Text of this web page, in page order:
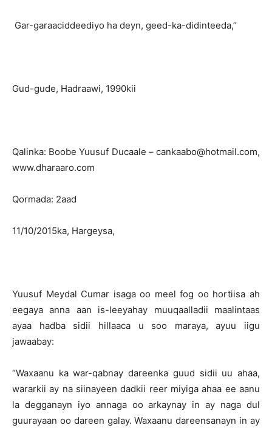
Gar-garaaciddeediyo ha deyn, geed-ka-didinteeda,’’
Gud-gude, Hadraawi, 1990kii
Qalinka: Boobe Yuusuf Ducaale – cankaabo@hotmail.com,
www.dharaaro.com
Qormada: 2aad
11/10/2015ka, Hargeysa,
Yuusuf Meydal Cumar isaga oo meel fog oo hortiisa ah
eegaya anna aan is-leeyahay muuqaalladii maalintaas
ayaa hadba sidii hillaaca u soo maraya, ayuu iigu
jawaabay:
“Waxaanu ka war-qabnay dareenka guud sidii uu ahaa,
wararkii ay na siinayeen dadkii reer miyiga ahaa ee aanu
la degganayn iyo annaga oo arkaynay in ay naga dul
guurayaan oo dareen galay. Waxaanu dareensanayn in ay